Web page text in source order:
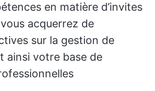
en matière d’invites
acquerrez de
sur la gestion de
ainsi votre base de